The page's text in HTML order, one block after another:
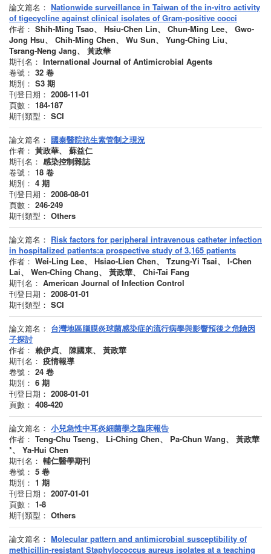
論文篇名： Nationwide surveillance in Taiwan of the in-vitro activity
of tigecycline against clinical isolates of Gram-positive cocci
作者： Shih-Ming Tsao、 Hsiu-Chen Lin、 Chun-Ming Lee、 Gwo-
Jong Hsu、 Chih-Ming Chen、 Wu Sun、 Yung-Ching Liu、
Tsrang-Neng Jang、 黃政華
期刊名： International Journal of Antimicrobial Agents
卷號： 32 卷
期別： S3 期
刊登日期： 2008-11-01
頁數： 184-187
期刊類型： SCI
論文篇名： 國泰醫院抗生素管制之現況
作者： 黃政華、 蘇益仁
期刊名： 感染控制雜誌
卷號： 18 卷
期別： 4 期
刊登日期： 2008-08-01
頁數： 246-249
期刊類型： Others
論文篇名： Risk factors for peripheral intravenous catheter infection
in hospitalized patients:a prospective study of 3,165 patients
作者： Wei-Ling Lee、 Hsiao-Lien Chen、 Tzung-Yi Tsai、 I-Chen
Lai、 Wen-Ching Chang、 黃政華、 Chi-Tai Fang
期刊名： American Journal of Infection Control
刊登日期： 2008-01-01
期刊類型： SCI
論文篇名： 台灣地區腦膜炎球菌感染症的流行病學與影響預後之危險因
子探討
作者： 賴伊貞、 陳國東、 黃政華
期刊名： 疫情報導
卷號： 24 卷
期別： 6 期
刊登日期： 2008-01-01
頁數： 408-420
論文篇名： 小兒急性中耳炎細菌學之臨床報告
作者： Teng-Chu Tseng、 Li-Ching Chen、 Pa-Chun Wang、 黃政華
*、 Ya-Hui Chen
期刊名： 輔仁醫學期刊
卷號： 5 卷
期別： 1 期
刊登日期： 2007-01-01
頁數： 1-8
期刊類型： Others
論文篇名： Molecular pattern and antimicrobial susceptibility of
methicillin-resistant Staphylococcus aureus isolates at a teaching